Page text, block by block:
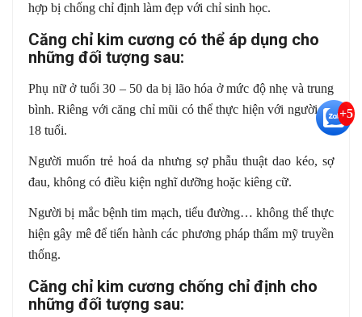
hợp bị chống chỉ định làm đẹp với chỉ sinh học.
Căng chỉ kim cương có thể áp dụng cho
những đối tượng sau:
Phụ nữ ở tuổi 30 – 50 da bị lão hóa ở mức độ nhẹ và trung
bình. Riêng với căng chỉ mũi có thể thực hiện với người đủ
18 tuổi.
Người muốn trẻ hoá da nhưng sợ phẫu thuật dao kéo, sợ
đau, không có điều kiện nghĩ dưỡng hoặc kiêng cữ.
Người bị mắc bệnh tim mạch, tiểu đường… không thể thực
hiện gây mê để tiến hành các phương pháp thẩm mỹ truyền
thống.
Căng chỉ kim cương chống chỉ định cho
những đối tượng sau:
+5